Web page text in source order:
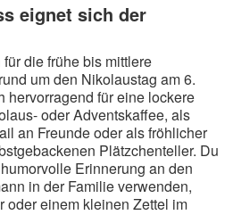
eignet sich der
die frühe bis mittlere
um den Nikolaustag am 6.
hervorragend für eine lockere
oder Adventskaffee, als
an Freunde oder als fröhlicher
Plätzchenteller. Du
Erinnerung an den
in der Familie verwenden,
oder einem kleinen Zettel im